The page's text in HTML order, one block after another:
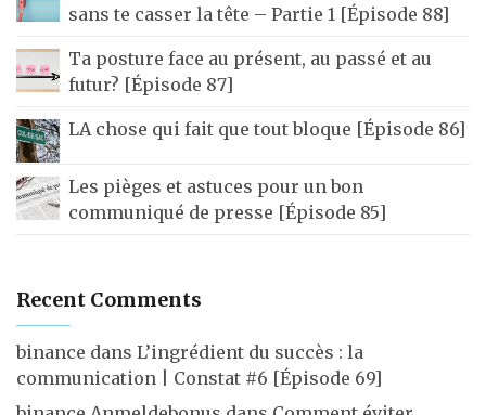
sans te casser la tête – Partie 1 [Épisode 88]
Ta posture face au présent, au passé et au
futur? [Épisode 87]
LA chose qui fait que tout bloque [Épisode 86]
Les pièges et astuces pour un bon
communiqué de presse [Épisode 85]
Recent Comments
binance dans L’ingrédient du succès : la
communication | Constat #6 [Épisode 69]